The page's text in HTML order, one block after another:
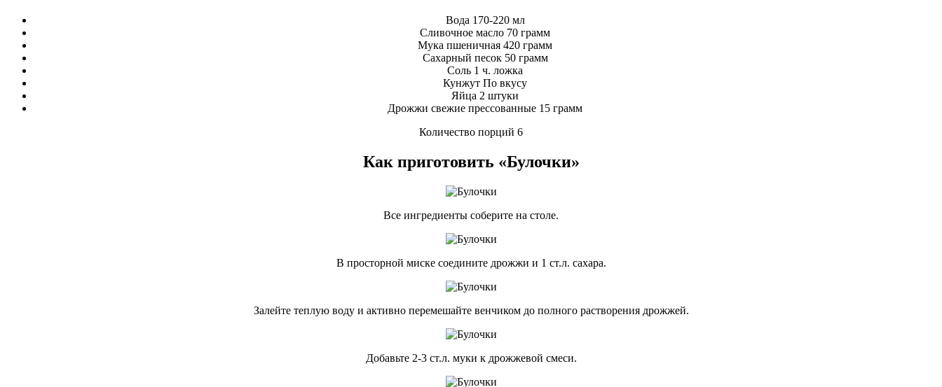
Вода 170-220 мл
Сливочное масло 70 грамм
Мука пшеничная 420 грамм
Сахарный песок 50 грамм
Соль 1 ч. ложка
Кунжут По вкусу
Яйца 2 штуки
Дрожжи свежие прессованные 15 грамм
Количество порций 6
Как приготовить «Булочки»
Все ингредиенты соберите на столе.
В просторной миске соедините дрожжи и 1 ст.л. сахара.
Залейте теплую воду и активно перемешайте венчиком до полного растворения дрожжей.
Добавьте 2-3 ст.л. муки к дрожжевой смеси.